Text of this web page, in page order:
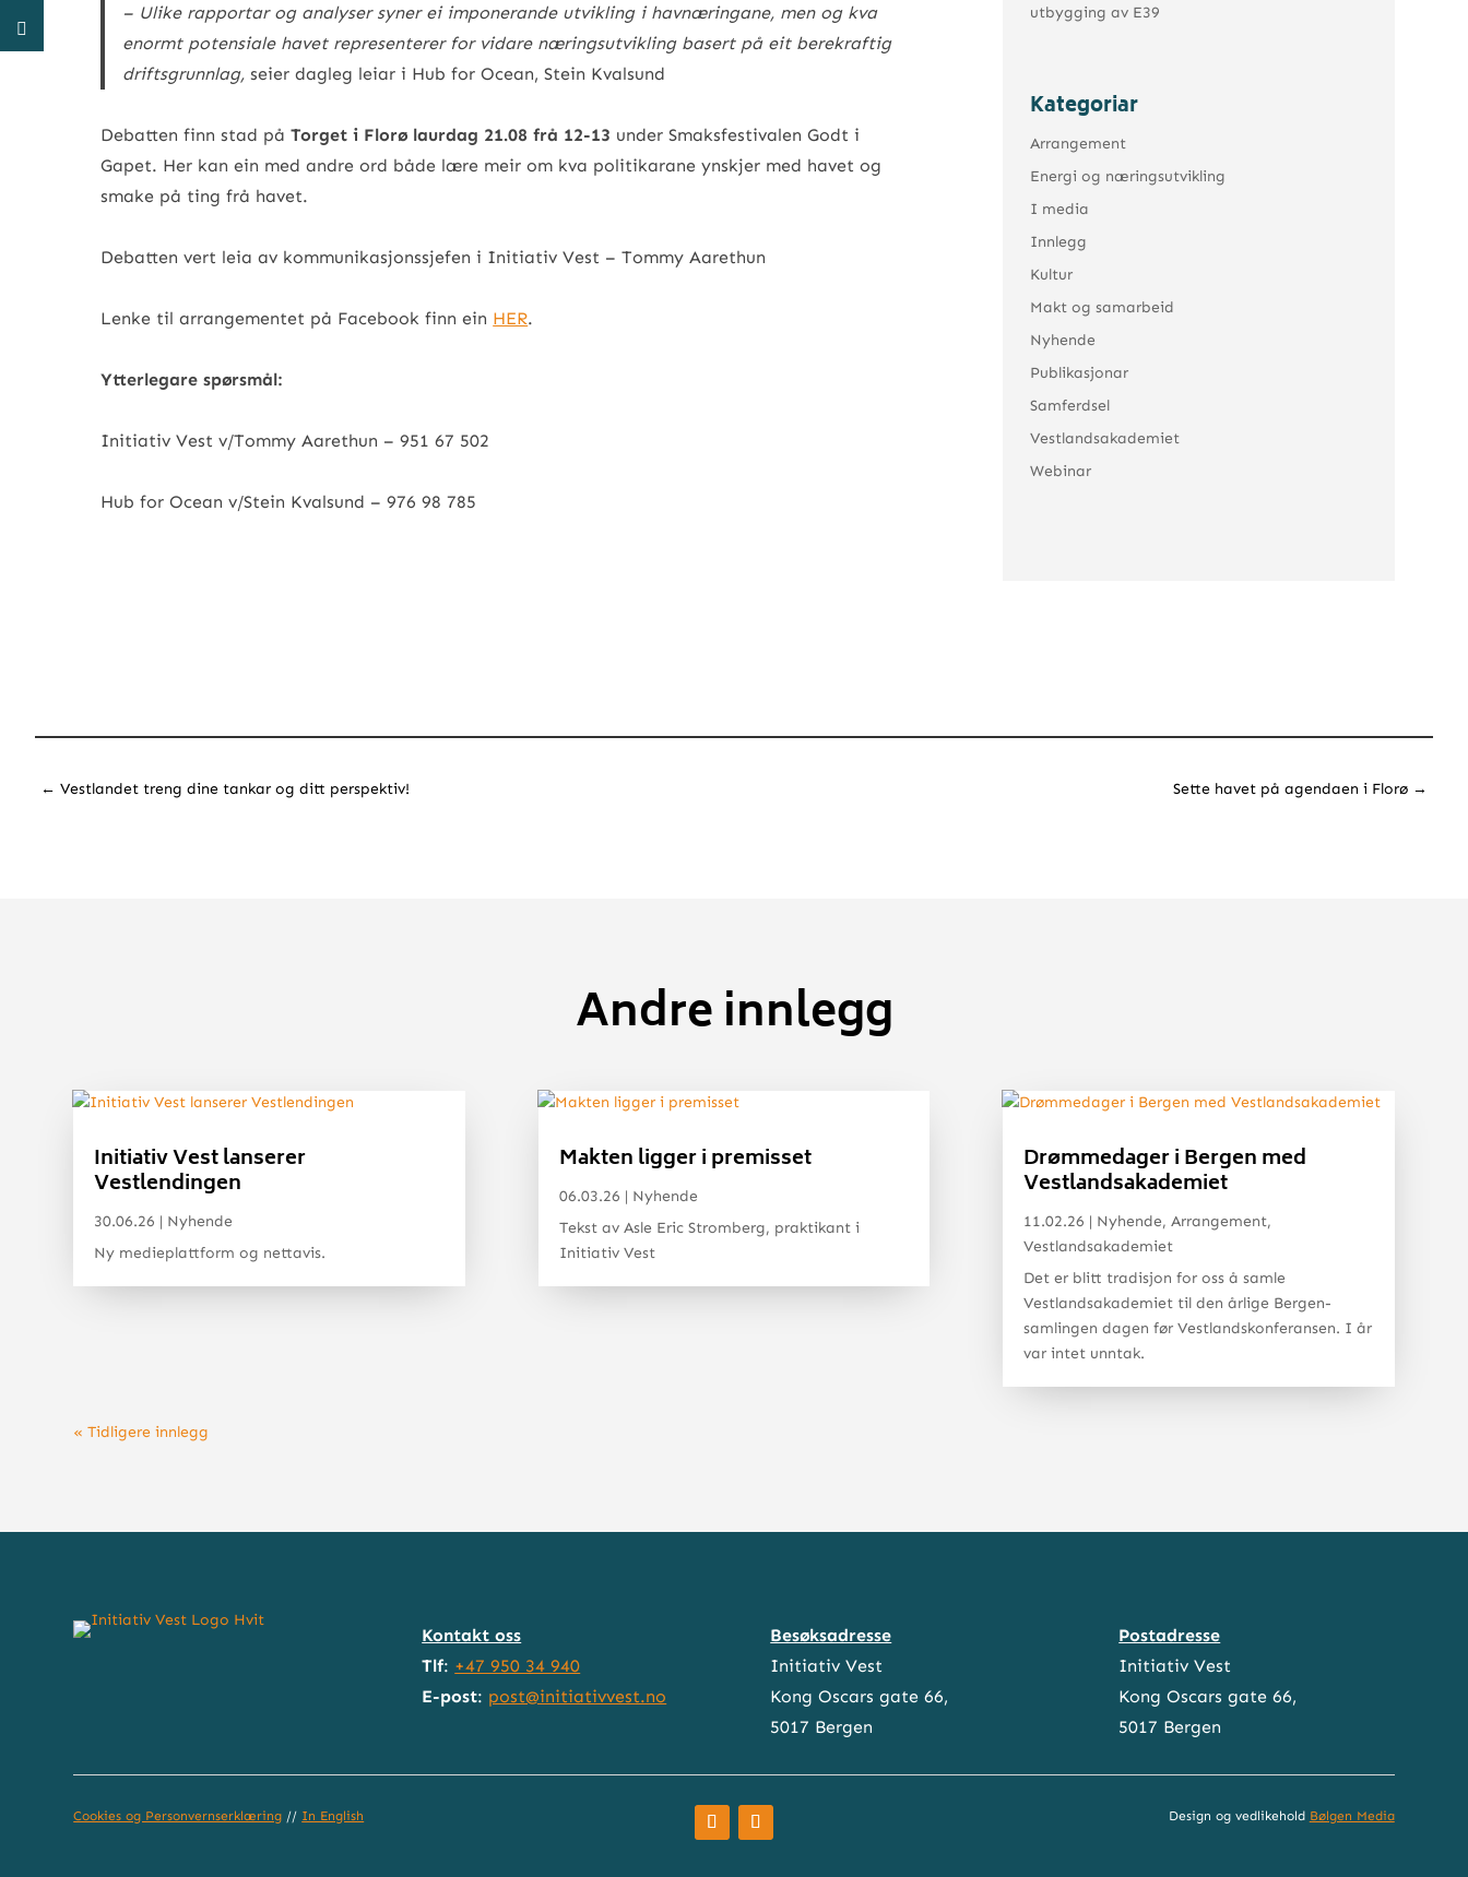
– Ulike rapportar og analyser syner ei imponerande utvikling i havnæringane, men og kva
enormt potensiale havet representerer for vidare næringsutvikling basert på eit berekraftig
driftsgrunnlag, seier dagleg leiar i Hub for Ocean, Stein Kvalsund
Debatten finn stad påTorget i Florø laurdag 21.08 frå 12-13 under Smaksfestivalen Godt i
Gapet. Her kan ein med andre ord både lære meir om kva politikarane ynskjer med havet og
smake på ting frå havet.
Debatten vert leia av kommunikasjonssjefen i Initiativ Vest – Tommy Aarethun
Lenke til arrangementet på Facebook finn ein HER.
Ytterlegare spørsmål:
Initiativ Vest v/Tommy Aarethun – 951 67 502
Hub for Ocean v/Stein Kvalsund – 976 98 785
utbygging av E39
Kategoriar
Arrangement
Energi og næringsutvikling
I media
Innlegg
Kultur
Makt og samarbeid
Nyhende
Publikasjonar
Samferdsel
Vestlandsakademiet
Webinar
← Vestlandet treng dine tankar og ditt perspektiv! Sette havet på agendaen i Florø →
Andre innlegg
Initiativ Vest lanserer
Vestlendingen
30.06.26 | Nyhende
Ny medieplattform og nettavis.
Makten ligger i premisset
06.03.26 | Nyhende
Tekst av Asle Eric Stromberg, praktikant i
Initiativ Vest
Drømmedager i Bergen med
Vestlandsakademiet
11.02.26 | Nyhende, Arrangement,
Vestlandsakademiet
Det er blitt tradisjon for oss å samle
Vestlandsakademiet til den årlige Bergen-
samlingen dagen før Vestlandskonferansen. I år
var intet unntak.
« Tidligere innlegg
Kontakt oss
Tlf: +47 950 34 940
E-post: post@initiativvest.no
Besøksadresse
Initiativ Vest
Kong Oscars gate 66,
5017 Bergen
Postadresse
Initiativ Vest
Kong Oscars gate 66,
5017 Bergen
Cookies og Personvernserklæring // In English Design og vedlikehold Bølgen Media